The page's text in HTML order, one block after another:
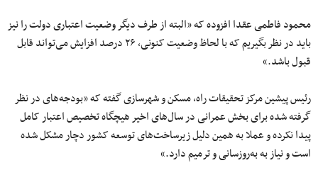
محمود فاطمی عقدا افزوده که «البته از طرف دیگر وضعیت اعتباری دولت را نیز
باید در نظر بگیریم که با لحاظ وضعیت کنونی، ۲۶ درصد افزایش می‌تواند قابل
قبول باشد.»
رئیس پیشین مرکز تحقیقات راه، مسکن و شهرسازی گفته که «بودجه‌های در نظر
گرفته شده برای بخش عمرانی در سال‌های اخیر هیچگاه تخصیص اعتبار کامل
پیدا نکرده و عملا به همین دلیل زیرساخت‌های توسعه کشور دچار مشکل شده
است و نیاز به به‌روزسانی و ترمیم دارد.»